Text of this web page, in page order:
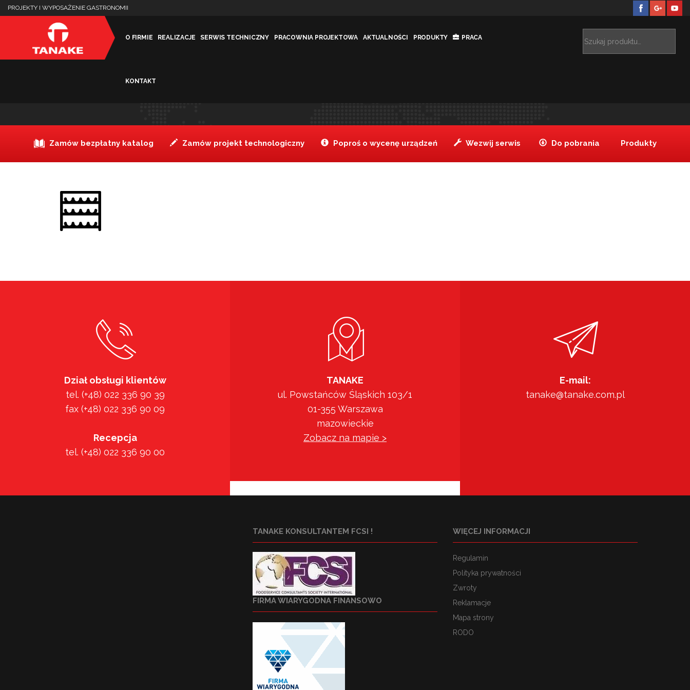
PROJEKTY I WYPOSAŻENIE GASTRONOMII
O FIRMIE REALIZACJE SERWIS TECHNICZNY PRACOWNIA PROJEKTOWA AKTUALNOŚCI PRODUKTY PRACA
KONTAKT
Zamów bezpłatny katalog Zamów projekt technologiczny Poproś o wycenę urządzeń Wezwij serwis Do pobrania Produkty
Dział obsługi klientów
tel. (+48) 022 336 90 39
fax (+48) 022 336 90 09
Recepcja
tel. (+48) 022 336 90 00
TANAKE
ul. Powstańców Śląskich 103/1
01-355 Warszawa
mazowieckie
Zobacz na mapie >
E-mail:
tanake@tanake.com.pl
TANAKE KONSULTANTEM FCSI !
FIRMA WIARYGODNA FINANSOWO
WIĘCEJ INFORMACJI
Regulamin
Polityka prywatności
Zwroty
Reklamacje
Mapa strony
RODO